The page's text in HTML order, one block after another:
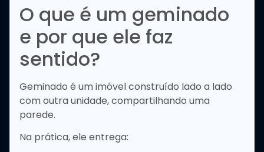
O que é um geminado
e por que ele faz
sentido?
Geminado é um imóvel construído lado a lado
com outra unidade, compartilhando uma
parede.
Na prática, ele entrega: